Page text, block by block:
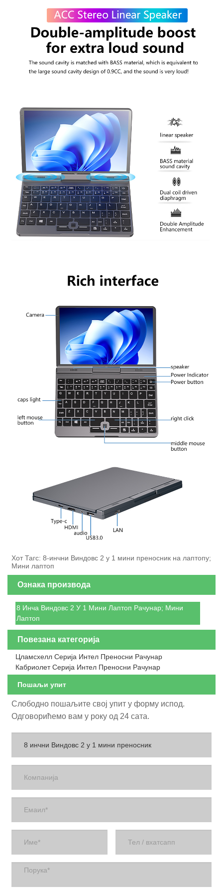
Хот Тагс: 8-инчни Виндовс 2 у 1 мини преносник на лаптопу;
Мини лаптоп
Ознака производа
8 Инча Виндовс 2 У 1 Мини Лаптоп Рачунар; Мини
Лаптоп
Повезана категорија
Цламсхелл Серија Интел Преносни Рачунар
Кабриолет Серија Интел Преносни Рачунар
Пошаљи упит
Слободно пошаљите свој упит у форму испод.
Одговорићемо вам у року од 24 сата.